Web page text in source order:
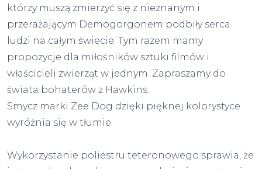
którzy muszą zmierzyć się z nieznanym i
przerażającym Demogorgonem podbiły serca
ludzi na całym świecie. Tym razem mamy
propozycje dla miłośników sztuki filmów i
właścicieli zwierząt w jednym. Zapraszamy do
świata bohaterów z Hawkins.
Smycz marki Zee Dog dzięki pięknej kolorystyce
wyróżnia się w tłumie.
Wykorzystanie poliestru teteronowego sprawia, że